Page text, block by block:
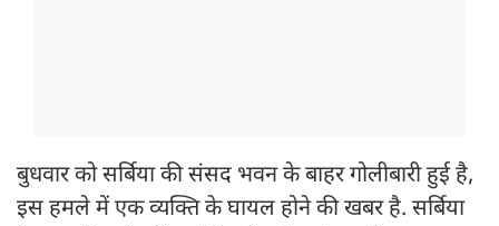
बुधवार को सर्बिया की संसद भवन के बाहर गोलीबारी हुई है,
इस हमले में एक व्यक्ति के घायल होने की खबर है. सर्बिया